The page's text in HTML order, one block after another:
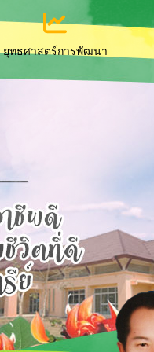
ยุทธศาสตร์การพัฒนา